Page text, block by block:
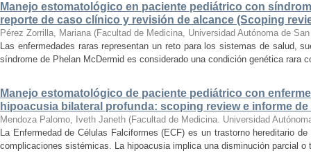
Manejo estomatológico en paciente pediátrico con
reporte de caso clínico y revisión de alcance (Scoping
Pérez Zorrilla, Mariana (Facultad de Medicina, Universidad Autónoma de
Las enfermedades raras representan un reto para los sistemas de salud,
síndrome de Phelan McDermid es considerado una condición genética rara
Manejo estomatológico de paciente pediátrico con
hipoacusia bilateral profunda: scoping review e informe de
Mendoza Palomo, Iveth Janeth (Facultad de Medicina. Universidad
La Enfermedad de Células Falciformes (ECF) es un trastorno hereditario
complicaciones sistémicas. La hipoacusia implica una disminución parcial